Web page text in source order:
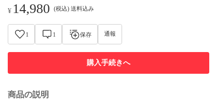
¥ 14,980 (税込) 送料込み
1 1 保存 通報
購入手続きへ
商品の説明